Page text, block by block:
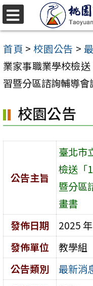
跳
至
主
要
內
區
首頁 > 校園公告 >
業家事職業學校檢
習暨分區諮詢輔導
校園公告
公告主旨
臺北市
檢送「
暨分區
畫書
發佈日期
2025
發佈單位
教學組
公告類別
最新消
選
單